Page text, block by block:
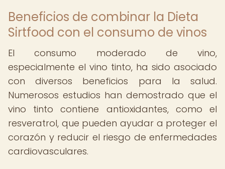
Beneficios de combinar la Dieta
Sirtfood con el consumo de vinos
El consumo moderado de vino,
especialmente el vino tinto, ha sido asociado
con diversos beneficios para la salud.
Numerosos estudios han demostrado que el
vino tinto contiene antioxidantes, como el
resveratrol, que pueden ayudar a proteger el
corazón y reducir el riesgo de enfermedades
cardiovasculares.